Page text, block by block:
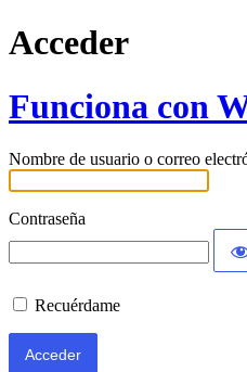
Acceder
Funciona con
Nombre de usuario o correo
Contraseña
Recuérdame